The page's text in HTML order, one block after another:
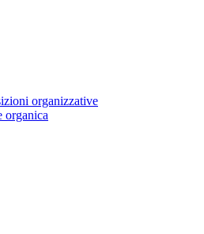
organizzative
organica